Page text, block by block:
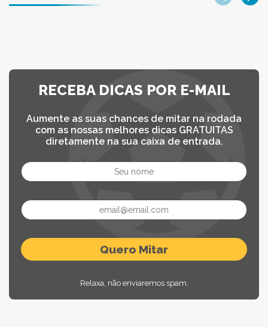
RECEBA DICAS POR E-MAIL
Aumente as suas chances de mitar na rodada
com as nossas melhores dicas GRATUITAS
diretamente na sua caixa de entrada.
Relaxa, não enviaremos spam.